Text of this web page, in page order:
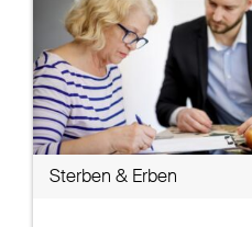
Sterben & Erben